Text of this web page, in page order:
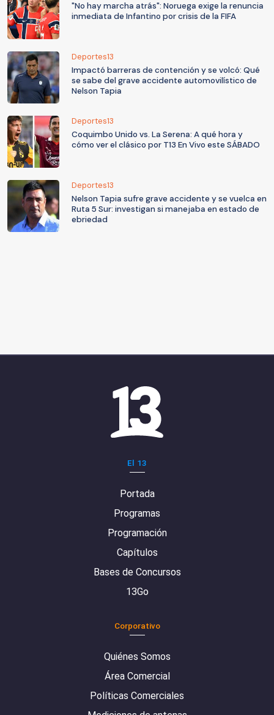
"No hay marcha atrás": Noruega exige la renuncia
inmediata de Infantino por crisis de la FIFA
Deportes13
Impactó barreras de contención y se volcó: Qué
se sabe del grave accidente automovilístico de
Nelson Tapia
Deportes13
Coquimbo Unido vs. La Serena: A qué hora y
cómo ver el clásico por T13 En Vivo este SÁBADO
Deportes13
Nelson Tapia sufre grave accidente y se vuelca en
Ruta 5 Sur: investigan si manejaba en estado de
ebriedad
El 13
Portada
Programas
Programación
Capítulos
Bases de Concursos
13Go
Corporativo
Quiénes Somos
Área Comercial
Políticas Comerciales